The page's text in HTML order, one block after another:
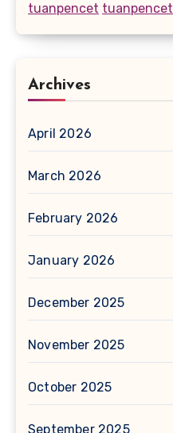
tuanpencet tuanpencet
Archives
April 2026
March 2026
February 2026
January 2026
December 2025
November 2025
October 2025
September 2025